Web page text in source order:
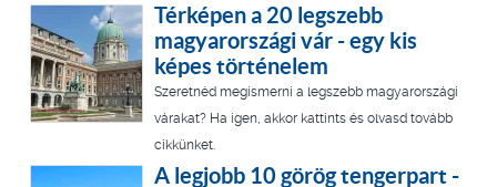
Térképen a 20 legszebb
magyarországi vár - egy kis
képes történelem
Szeretnéd megismerni a legszebb magyarországi
várakat? Ha igen, akkor kattints és olvasd tovább
cikkünket.
A legjobb 10 görög tengerpart -